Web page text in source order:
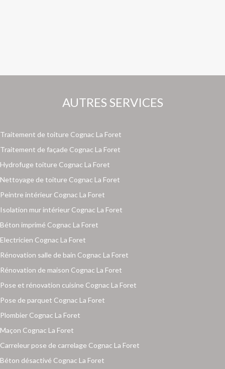
AUTRES SERVICES
Traitement de toiture Cognac La Foret
Traitement de façade Cognac La Foret
Hydrofuge toiture Cognac La Foret
Nettoyage de toiture Cognac La Foret
Peintre intérieur Cognac La Foret
Isolation mur intérieur Cognac La Foret
Béton imprimé Cognac La Foret
Electricien Cognac La Foret
Rénovation salle de bain Cognac La Foret
Rénovation de maison Cognac La Foret
Pose et rénovation cuisine Cognac La Foret
Pose de parquet Cognac La Foret
Plombier Cognac La Foret
Maçon Cognac La Foret
Carreleur pose de carrelage Cognac La Foret
Béton désactivé Cognac La Foret